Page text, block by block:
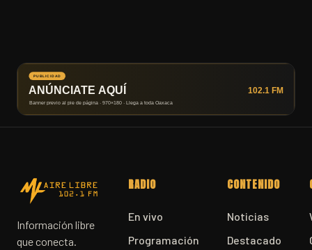
Información libre
que conecta.
RADIO
En vivo
Programación
CONTENIDO
Noticias
Destacado